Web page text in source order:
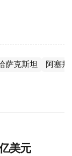
萨克斯坦 阿塞拜
美元